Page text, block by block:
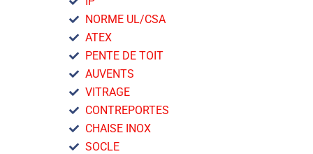
NORME UL/CSA
ATEX
PENTE DE TOIT
AUVENTS
VITRAGE
CONTREPORTES
CHAISE INOX
SOCLE